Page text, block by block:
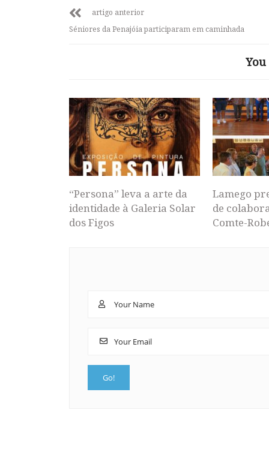
artigo anterior
Séniores da Penajóia participaram em caminhada
“Persona” leva a arte da
identidade à Galeria Solar
dos Figos
Lamego
de
Comte-